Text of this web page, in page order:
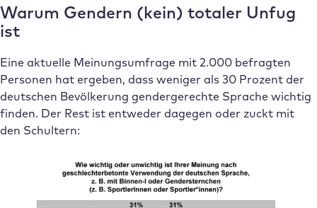
Warum Gendern (kein) totaler Unfug
ist
Eine aktuelle Meinungsumfrage mit 2.000 befragten
Personen hat ergeben, dass weniger als 30 Prozent der
deutschen Bevölkerung gendergerechte Sprache wichtig
finden. Der Rest ist entweder dagegen oder zuckt mit
den Schultern: